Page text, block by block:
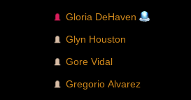
Gloria DeHaven
Glyn Houston
Gore Vidal
Gregorio Alvarez